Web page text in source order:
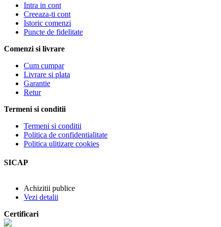
Intra in cont
Creeaza-ti cont
Istoric comenzi
Puncte de fidelitate
Comenzi si livrare
Cum cumpar
Livrare si plata
Garantie
Retur
Termeni si conditii
Termeni si conditii
Politica de confidentialitate
Politica ulitizare cookies
SICAP
Achizitii publice
Vezi detalii
Certificari